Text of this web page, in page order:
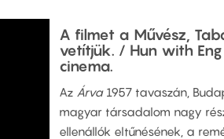
A filmet a Művész,
vetítjük. / Hun with
cinema.
Az Árva1957 tavaszán,
magyar társadalom nagy
ellenállók eltűnésének, a